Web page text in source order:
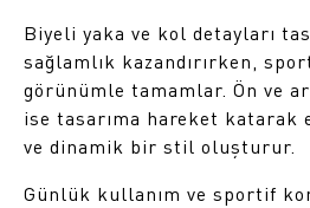
Biyeli yaka ve kol detayları
sağlamlık kazandırırken,
görünümle tamamlar. Ön ve
ise tasarıma hareket
ve dinamik bir stil oluşturur.
Günlük kullanım ve sportif